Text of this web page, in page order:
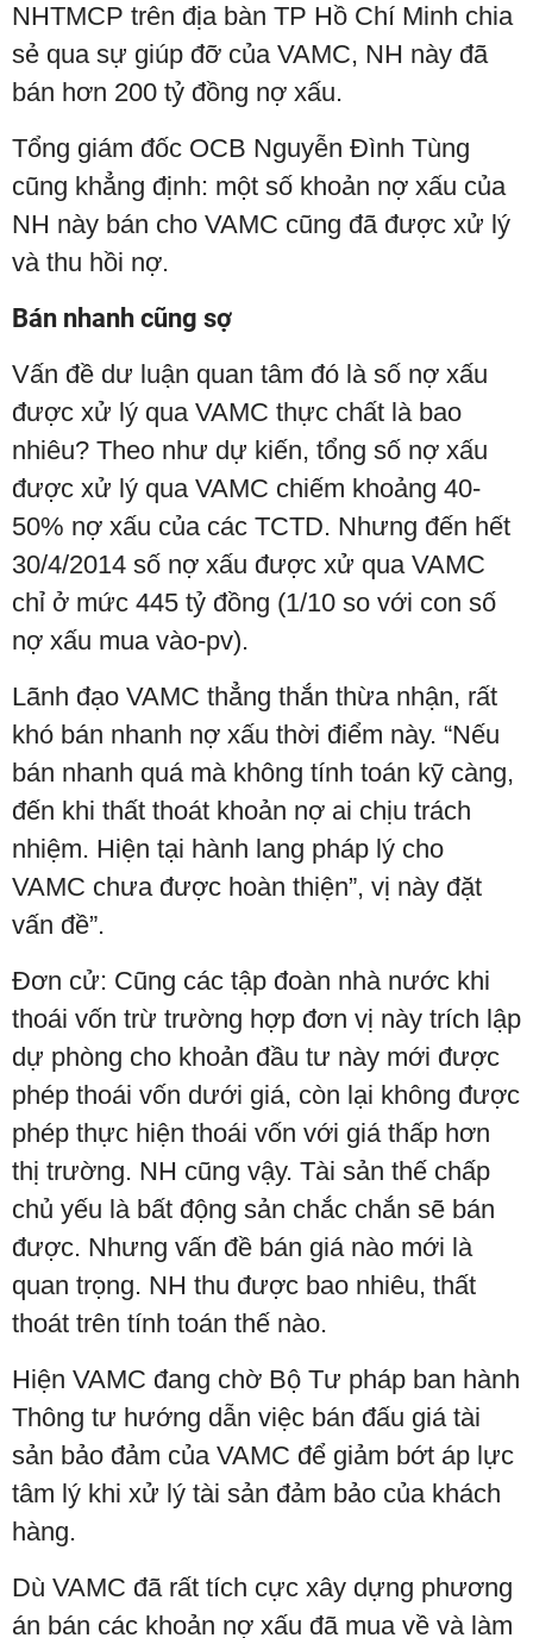
NHTMCP trên địa bàn TP Hồ Chí Minh chia
sẻ qua sự giúp đỡ của VAMC, NH này đã
bán hơn 200 tỷ đồng nợ xấu.
Tổng giám đốc OCB Nguyễn Đình Tùng
cũng khẳng định: một số khoản nợ xấu của
NH này bán cho VAMC cũng đã được xử lý
và thu hồi nợ.
Bán nhanh cũng sợ
Vấn đề dư luận quan tâm đó là số nợ xấu
được xử lý qua VAMC thực chất là bao
nhiêu? Theo như dự kiến, tổng số nợ xấu
được xử lý qua VAMC chiếm khoảng 40-
50% nợ xấu của các TCTD. Nhưng đến hết
30/4/2014 số nợ xấu được xử qua VAMC
chỉ ở mức 445 tỷ đồng (1/10 so với con số
nợ xấu mua vào-pv).
Lãnh đạo VAMC thẳng thắn thừa nhận, rất
khó bán nhanh nợ xấu thời điểm này. “Nếu
bán nhanh quá mà không tính toán kỹ càng,
đến khi thất thoát khoản nợ ai chịu trách
nhiệm. Hiện tại hành lang pháp lý cho
VAMC chưa được hoàn thiện”, vị này đặt
vấn đề”.
Đơn cử: Cũng các tập đoàn nhà nước khi
thoái vốn trừ trường hợp đơn vị này trích lập
dự phòng cho khoản đầu tư này mới được
phép thoái vốn dưới giá, còn lại không được
phép thực hiện thoái vốn với giá thấp hơn
thị trường. NH cũng vậy. Tài sản thế chấp
chủ yếu là bất động sản chắc chắn sẽ bán
được. Nhưng vấn đề bán giá nào mới là
quan trọng. NH thu được bao nhiêu, thất
thoát trên tính toán thế nào.
Hiện VAMC đang chờ Bộ Tư pháp ban hành
Thông tư hướng dẫn việc bán đấu giá tài
sản bảo đảm của VAMC để giảm bớt áp lực
tâm lý khi xử lý tài sản đảm bảo của khách
hàng.
Dù VAMC đã rất tích cực xây dựng phương
án bán các khoản nợ xấu đã mua về và làm